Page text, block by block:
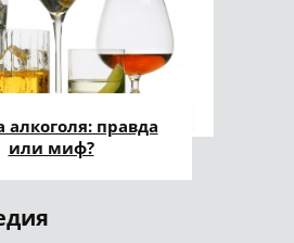
алкоголя: правда
или миф?